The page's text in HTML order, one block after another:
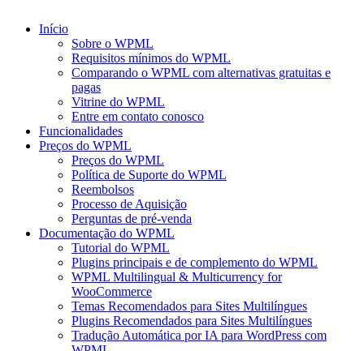
Início
Sobre o WPML
Requisitos mínimos do WPML
Comparando o WPML com alternativas gratuitas e
pagas
Vitrine do WPML
Entre em contato conosco
Funcionalidades
Preços do WPML
Preços do WPML
Política de Suporte do WPML
Reembolsos
Processo de Aquisição
Perguntas de pré-venda
Documentação do WPML
Tutorial do WPML
Plugins principais e de complemento do WPML
WPML Multilingual & Multicurrency for
WooCommerce
Temas Recomendados para Sites Multilíngues
Plugins Recomendados para Sites Multilíngues
Tradução Automática por IA para WordPress com